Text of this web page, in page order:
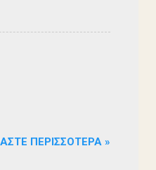
ΠΕΡΙΣΣΌΤΕΡΑ »